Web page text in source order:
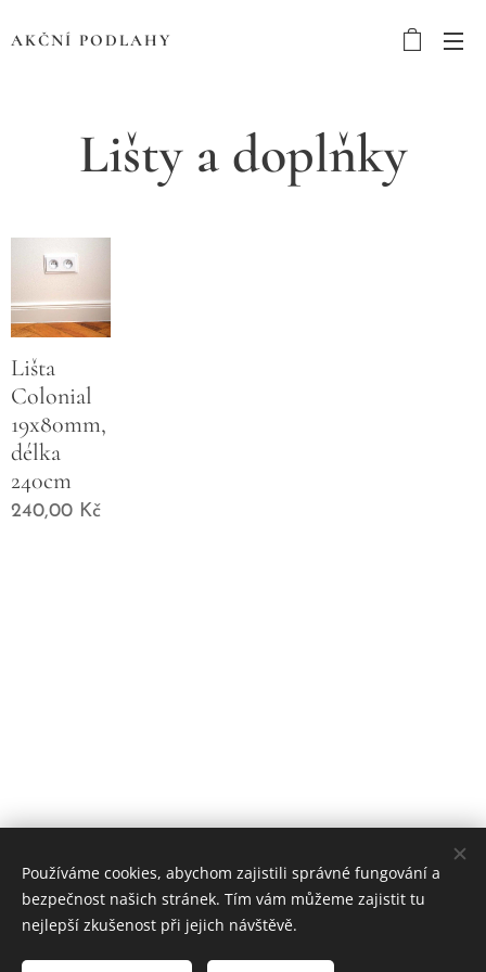
AKČNÍ PODLAHY
Lišty a doplňky
Lišta
Colonial
19x80mm,
délka
240cm
240,00 Kč
Používáme cookies, abychom zajistili správné fungování a
bezpečnost našich stránek. Tím vám můžeme zajistit tu
nejlepší zkušenost při jejich návštěvě.